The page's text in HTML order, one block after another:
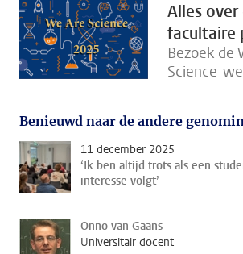
Alles over
facultaire
Bezoek de
Science-
Benieuwd naar de andere
11 december 2025
‘Ik ben altijd trots als een
interesse volgt’
Onno van Gaans
Universitair docent